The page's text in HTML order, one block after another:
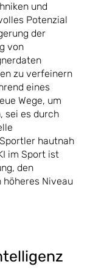
und
Potenzial
der
von
zu verfeinern
eines
Wege, um
sei es durch
hautnah
im Sport ist
den
Niveau